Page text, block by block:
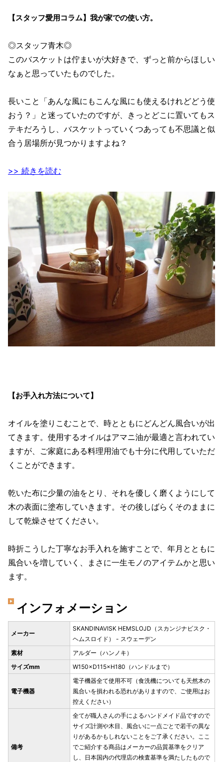
【スタッフ愛用コラム】我が家での使い方。
◎スタッフ青木◎
このバスケットは佇まいが大好きで、ずっと前からほしい
なぁと思っていたものでした。
長いこと「あんな風にもこんな風にも使えるけれどどう使
おう？」と迷っていたのですが、きっとどこに置いてもス
テキだろうし、バスケットっていくつあっても不思議と似
合う居場所が見つかりますよね？
>> 続きを読む
【お手入れ方法について】
オイルを塗りこむことで、時とともにどんどん風合いが出
てきます。使用するオイルはアマニ油が最適と言われてい
ますが、ご家庭にある料理用油でも十分に代用していただ
くことができます。
乾いた布に少量の油をとり、それを優しく磨くようにして
木の表面に塗布していきます。その後しばらくそのままに
して乾燥させてください。
時折こうした丁寧なお手入れを施すことで、年月とともに
風合いを増していく、まさに一生モノのアイテムかと思い
ます。
インフォメーション
メーカー
SKANDINAVISK HEMSLOJD（スカンジナビスク・
ヘムスロイド） - スウェーデン
素材
アルダー（ハンノキ）
サイズmm
W150×D115×H180（ハンドルまで）
電子機器
電子機器全て使用不可（食洗機についても天然木の
風合いを損われる恐れがありますので、ご使用はお
控えください）
備考
全てが職人さんの手によるハンドメイド品ですので
サイズ計測や木目、風合いに一点ごとで若干の異な
りがあるかもしれないことをご了承ください。ここ
でご紹介する商品はメーカーの品質基準をクリア
し、日本国内の代理店の検査基準を満たしたもので